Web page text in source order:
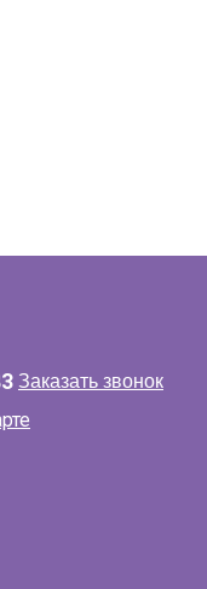
Заказать звонок